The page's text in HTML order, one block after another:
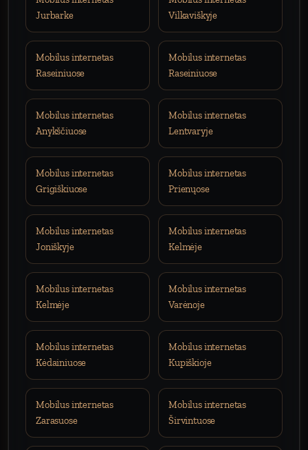
Jurbarke
Vilkaviškyje
Mobilus internetas
Raseiniuose
Mobilus internetas
Raseiniuose
Mobilus internetas
Anykščiuose
Mobilus internetas
Lentvaryje
Mobilus internetas
Grigiškiuose
Mobilus internetas
Prienųose
Mobilus internetas
Joniškyje
Mobilus internetas
Kelmėje
Mobilus internetas
Kelmėje
Mobilus internetas
Varėnoje
Mobilus internetas
Kėdainiuose
Mobilus internetas
Kupiškioje
Mobilus internetas
Zarasuose
Mobilus internetas
Širvintuose